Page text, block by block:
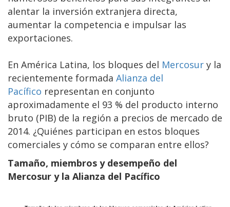
alentar la inversión extranjera directa,
aumentar la competencia e impulsar las
exportaciones.
En América Latina, los bloques del Mercosur y la
recientemente formada Alianza del
Pacífico representan en conjunto
aproximadamente el 93 % del producto interno
bruto (PIB) de la región a precios de mercado de
2014. ¿Quiénes participan en estos bloques
comerciales y cómo se comparan entre ellos?
Tamaño, miembros y desempeño del
Mercosur y la Alianza del Pacífico